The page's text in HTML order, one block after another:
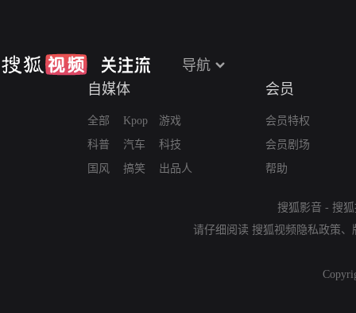
导航
自媒体
全部
科普
国风
Kpop
汽车
搞笑
游戏
科技
出品人
会员
会员特权
会员剧场
帮助
搜狐影音 - 搜
请仔细阅读 搜狐视频隐私政策、